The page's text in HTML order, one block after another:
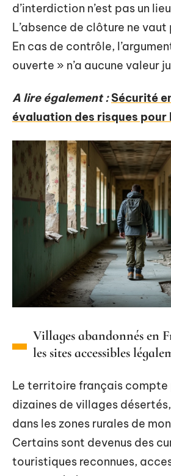
d’interdiction n’est pas un
L’absence de clôture ne
En cas de contrôle,
ouverte » n’a aucune valeur
A lire également : Sécurité
évaluation des risques pour
Villages abandonnés en
les sites accessibles
Le territoire français compte
dizaines de villages
dans les zones rurales de
Certains sont devenus des
touristiques reconnues,